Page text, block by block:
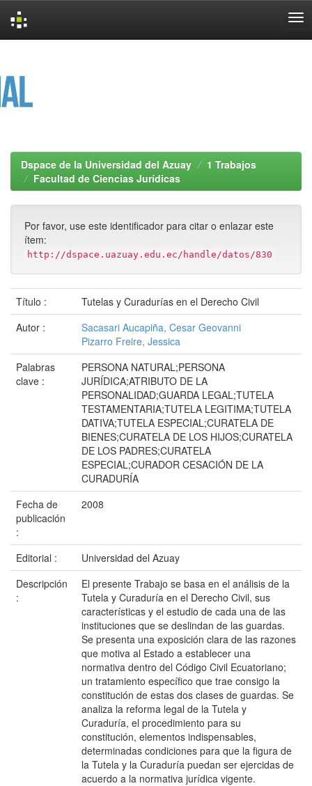
Dspace de la Universidad del Azuay
1 Trabajos
Facultad de Ciencias Jurídicas
Por favor, use este identificador para citar o enlazar este
ítem:
http://dspace.uazuay.edu.ec/handle/datos/830
Título :
Tutelas y Curadurías en el Derecho Civil
Autor :
Sacasari Aucapiña, Cesar Geovanni
Pizarro Freire, Jessica
Palabras
clave :
PERSONA NATURAL;PERSONA
JURÍDICA;ATRIBUTO DE LA
PERSONALIDAD;GUARDA LEGAL;TUTELA
TESTAMENTARIA;TUTELA LEGITIMA;TUTELA
DATIVA;TUTELA ESPECIAL;CURATELA DE
BIENES;CURATELA DE LOS HIJOS;CURATELA
DE LOS PADRES;CURATELA
ESPECIAL;CURADOR CESACIÓN DE LA
CURADURÍA
Fecha de
publicación
:
2008
Editorial :
Universidad del Azuay
Descripción
:
El presente Trabajo se basa en el análisis de la
Tutela y Curaduría en el Derecho Civil, sus
características y el estudio de cada una de las
instituciones que se deslindan de las guardas.
Se presenta una exposición clara de las razones
que motiva al Estado a establecer una
normativa dentro del Código Civil Ecuatoriano;
un tratamiento específico que trae consigo la
constitución de estas dos clases de guardas. Se
analiza la reforma legal de la Tutela y
Curaduría, el procedimiento para su
constitución, elementos indispensables,
determinadas condiciones para que la figura de
la Tutela y la Curaduría puedan ser ejercidas de
acuerdo a la normativa jurídica vigente.